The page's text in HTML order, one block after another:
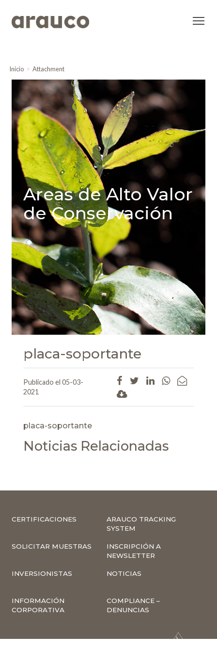
Inicio Attachment
Areas de Alto Valor
de Conservación
placa-soportante
Publicado el 05-03-
2021
placa-soportante
Noticias Relacionadas
CERTIFICACIONES
ARAUCO TRACKING
SYSTEM
SOLICITAR MUESTRAS
INSCRIPCIÓN A
NEWSLETTER
INVERSIONISTAS NOTICIAS
INFORMACIÓN
CORPORATIVA
COMPLIANCE –
DENUNCIAS